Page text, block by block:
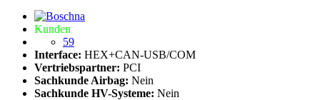
Kunden
59
Interface: HEX+CAN-USB/COM
Vertriebspartner: PCI
Sachkunde Airbag: Nein
Sachkunde HV-Systeme: Nein